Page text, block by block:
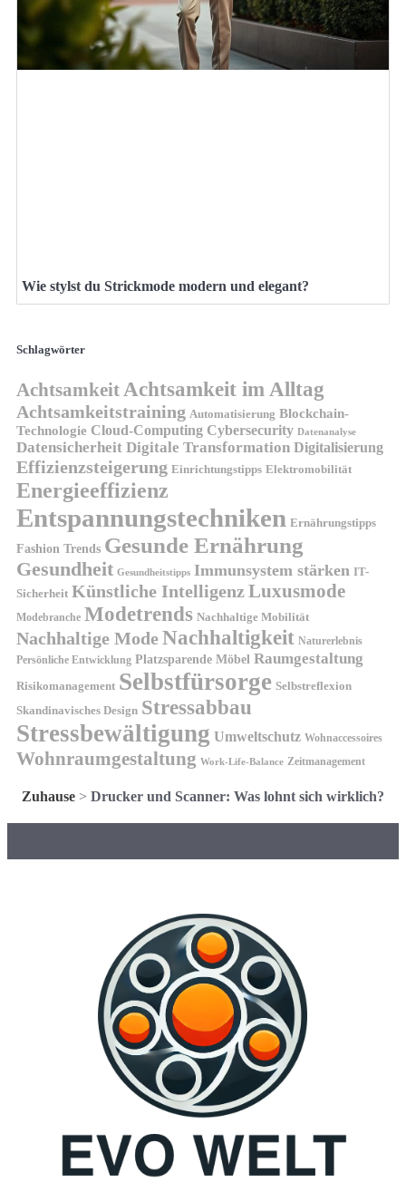
Wie stylst du Strickmode modern und elegant?
Schlagwörter
AchtsamkeitAchtsamkeit im Alltag
Achtsamkeitstraining Automatisierung Blockchain-
Technologie Cloud-Computing Cybersecurity Datenanalyse
Datensicherheit Digitale Transformation Digitalisierung
Effizienzsteigerung Einrichtungstipps Elektromobilität
Energieeffizienz
Entspannungstechniken Ernährungstipps
Fashion Trends Gesunde Ernährung
Gesundheit Gesundheitstipps Immunsystem stärken IT-
Sicherheit Künstliche IntelligenzLuxusmode
Modebranche Modetrends Nachhaltige Mobilität
Nachhaltige ModeNachhaltigkeit Naturerlebnis
Persönliche Entwicklung Platzsparende Möbel Raumgestaltung
Risikomanagement Selbstfürsorge Selbstreflexion
Skandinavisches Design Stressabbau
Stressbewältigung Umweltschutz Wohnaccessoires
Wohnraumgestaltung Work-Life-Balance Zeitmanagement
Zuhause > Drucker und Scanner: Was lohnt sich wirklich?